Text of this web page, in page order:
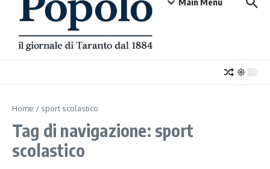
Home / sport scolastico
Tag di navigazione: sport
scolastico